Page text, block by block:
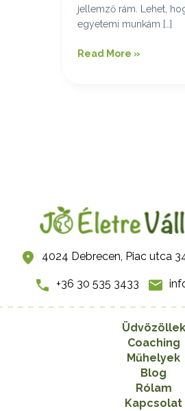
jellemző rám. Lehet,
egyetemi munkám […]
Read More »
4024 Debrecen, Piac utca
+36 30 535 3433
Üdvözöllek
Coaching
Műhelyek
Blog
Rólam
Kapcsolat